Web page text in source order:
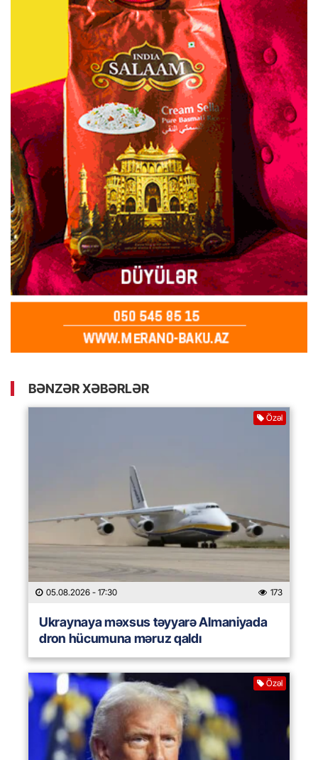
BƏNZƏR XƏBƏRLƏR
Özəl
05.08.2026 - 17:30 173
Ukraynaya məxsus təyyarə Almaniyada
dron hücumuna məruz qaldı
Özəl